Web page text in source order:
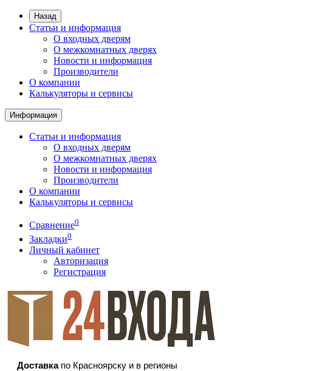
Назад
Статьи и информация
О входных дверям
О межкомнатных дверях
Новости и информация
Производители
О компании
Калькуляторы и сервисы
Информация
Статьи и информация
О входных дверям
О межкомнатных дверях
Новости и информация
Производители
О компании
Калькуляторы и сервисы
Сравнение0
Закладки0
Личный кабинет
Авторизация
Регистрация
Доставкапо Красноярску и в регионы